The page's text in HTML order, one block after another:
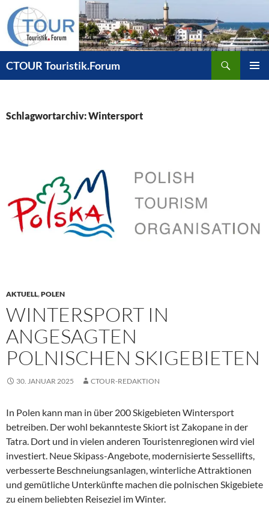
Zum
Inhalt
springen
CTOUR Touristik.Forum
Schlagwortarchiv: Wintersport
AKTUELL,POLEN
WINTERSPORT IN
ANGESAGTEN
POLNISCHEN SKIGEBIETEN
30. JANUAR 2025 CTOUR-REDAKTION
In Polen kann man in über 200 Skigebieten Wintersport
betreiben. Der wohl bekannteste Skiort ist Zakopane in der
Tatra. Dort und in vielen anderen Touristenregionen wird viel
investiert. Neue Skipass-Angebote, modernisierte Sessellifts,
verbesserte Beschneiungsanlagen, winterliche Attraktionen
und gemütliche Unterkünfte machen die polnischen Skigebiete
zu einem beliebten Reiseziel im Winter.